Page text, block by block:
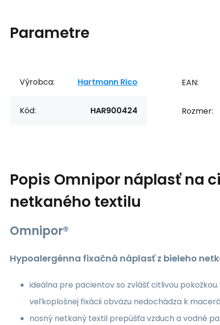
Parametre
Výrobca: Hartmann Rico
Kód: HAR900424
EAN:
Rozmer:
Popis Omnipor náplasť na
netkaného textilu
Omnipor®
Hypoalergénna fixačná náplasť z bieleho
ideálna pre pacientov so zvlášť citlivou
veľkoplošnej fixácii obväzu nedochádza k
nosný netkaný textil prepúšťa vzduch a vodné